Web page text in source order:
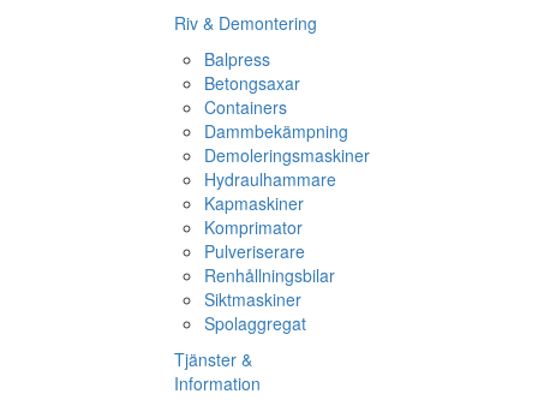
Riv & Demontering
Balpress
Betongsaxar
Containers
Dammbekämpning
Demoleringsmaskiner
Hydraulhammare
Kapmaskiner
Komprimator
Pulveriserare
Renhållningsbilar
Siktmaskiner
Spolaggregat
Tjänster &
Information